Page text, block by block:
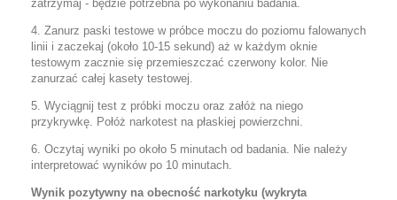
zatrzymaj - będzie potrzebna po wykonaniu badania.
4. Zanurz paski testowe w próbce moczu do poziomu falowanych
linii i zaczekaj (około 10-15 sekund) aż w każdym oknie
testowym zacznie się przemieszczać czerwony kolor. Nie
zanurzać całej kasety testowej.
5. Wyciągnij test z próbki moczu oraz załóż na niego
przykrywkę. Połóż narkotest na płaskiej powierzchni.
6. Oczytaj wyniki po około 5 minutach od badania. Nie należy
interpretować wyników po 10 minutach.
Wynik pozytywny na obecność narkotyku (wykryta